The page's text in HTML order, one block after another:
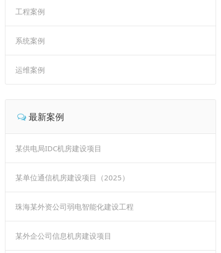
工程案例
系统案例
运维案例
最新案例
某供电局IDC机房建设项目
某单位通信机房建设项目（2025）
珠海某外资公司弱电智能化建设工程
某外企公司信息机房建设项目